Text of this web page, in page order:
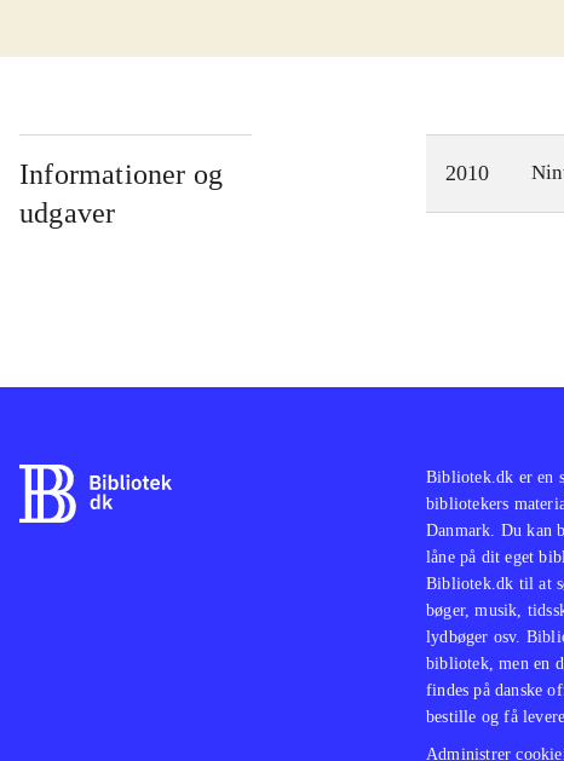
kan
Informationer og
udgaver
2010
Bibliotek.dk er en
bibliotekers
Danmark. Du kan
låne på dit eget
Bibliotek.dk til at
bøger, musik,
lydbøger osv.
bibliotek, men en
findes på danske
bestille og få
Administrer